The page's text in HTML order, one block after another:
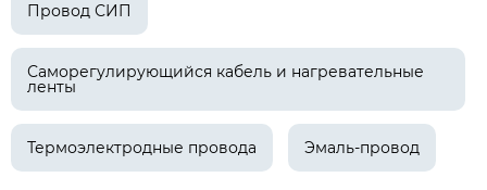
Провод СИП
Саморегулирующийся кабель и нагревательные
ленты
Термоэлектродные провода Эмаль-провод